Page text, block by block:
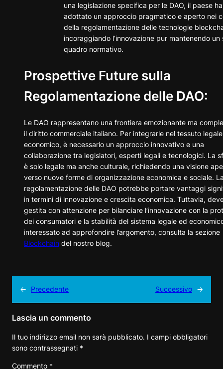
una legislazione specifica per le DAO, il paese ha
adottato un approccio pragmatico e aperto nei
della regolamentazione delle tecnologie
incoraggiando l’innovazione pur mantenendo un
quadro normativo.
Prospettive Future sulla
Regolamentazione delle DAO:
Le DAO rappresentano una frontiera emozionante ma
il diritto commerciale italiano. Per integrarle nel tessuto
economico, è necessario un approccio innovativo e una
collaborazione tra legislatori, esperti legali e tecnologici. La
è solo legale ma anche culturale, richiedendo una visione
verso nuove forme di organizzazione economica e sociale.
regolamentazione delle DAO potrebbe portare vantaggi
in termini di innovazione e crescita economica. Tuttavia,
gestita con attenzione per bilanciare l’innovazione con la
dei consumatori e la stabilità del sistema legale ed
interessato ad approfondire l’argomento, consulta la sezione
Blockchain del nostro blog.
← Precedente Successivo →
Lascia un commento
Il tuo indirizzo email non sarà pubblicato. I campi obbligatori
sono contrassegnati *
Commento *